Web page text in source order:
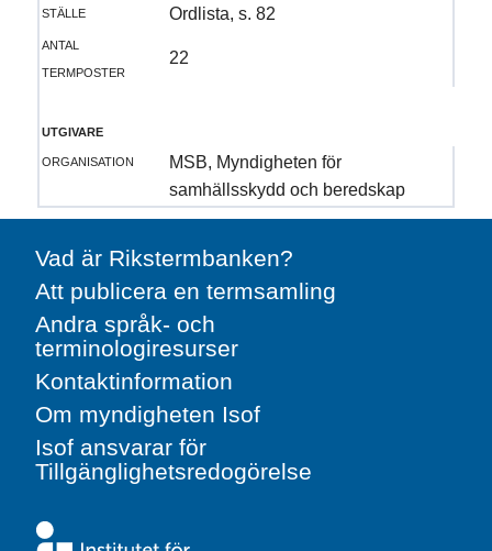
ställe
Ordlista, s. 82
antal
termposter
22
utgivare
organisation
MSB, Myndigheten för
samhällsskydd och beredskap
Vad är Rikstermbanken?
Att publicera en termsamling
Andra språk- och
terminologiresurser
Kontaktinformation
Om myndigheten Isof
Isof ansvarar för
Tillgänglighetsredogörelse